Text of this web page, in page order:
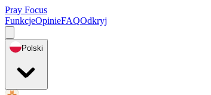
Pray Focus
FunkcjeOpinieFAQOdkryj
Polski